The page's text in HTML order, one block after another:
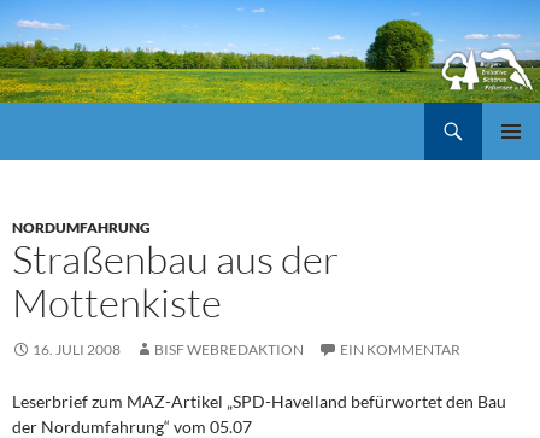
NORDUMFAHRUNG
Straßenbau aus der
Mottenkiste
16. JULI 2008 BISF WEBREDAKTION EIN KOMMENTAR
Leserbrief zum MAZ-Artikel „SPD-Havelland befürwortet den Bau
der Nordumfahrung“ vom 05.07